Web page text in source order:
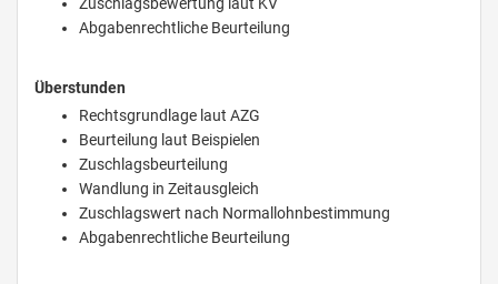
Abgabenrechtliche Beurteilung
Überstunden
Rechtsgrundlage laut AZG
Beurteilung laut Beispielen
Zuschlagsbeurteilung
Wandlung in Zeitausgleich
Zuschlagswert nach Normallohnbestimmung
Abgabenrechtliche Beurteilung